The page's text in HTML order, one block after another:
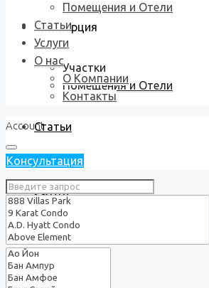
Коммерция
Участки
Помещения и Отели
Статьи
Услуги
О нас
Помещения и Отели
Статьи
Услуги
О нас
О Компании
Контакты
Account
Консультация